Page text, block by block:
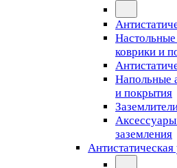
Настольные
коврики и
Напольные
и покрытия
заземления
Антистатическая